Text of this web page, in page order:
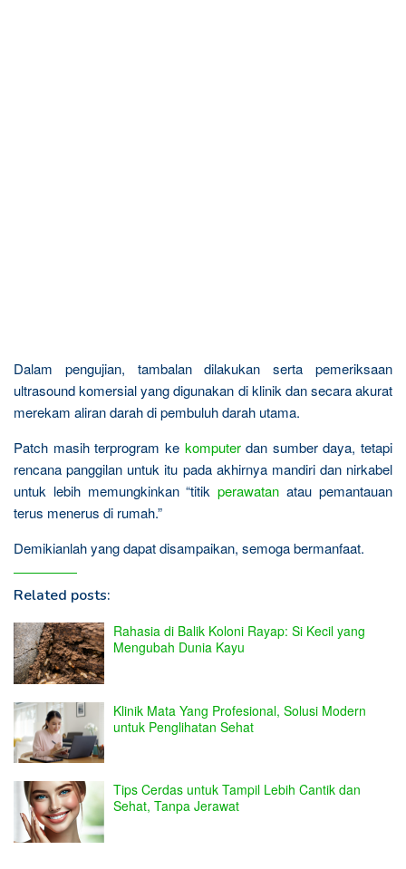
Dalam pengujian, tambalan dilakukan serta pemeriksaan
ultrasound komersial yang digunakan di klinik dan secara akurat
merekam aliran darah di pembuluh darah utama.
Patch masih terprogram ke komputerdan sumber daya, tetapi
rencana panggilan untuk itu pada akhirnya mandiri dan nirkabel
untuk lebih memungkinkan “titikperawatan atau pemantauan
terus menerus di rumah.”
Demikianlah yang dapat disampaikan, semoga bermanfaat.
Related posts:
Rahasia di Balik Koloni Rayap: Si Kecil yang
Mengubah Dunia Kayu
Klinik Mata Yang Profesional, Solusi Modern
untuk Penglihatan Sehat
Tips Cerdas untuk Tampil Lebih Cantik dan
Sehat, Tanpa Jerawat